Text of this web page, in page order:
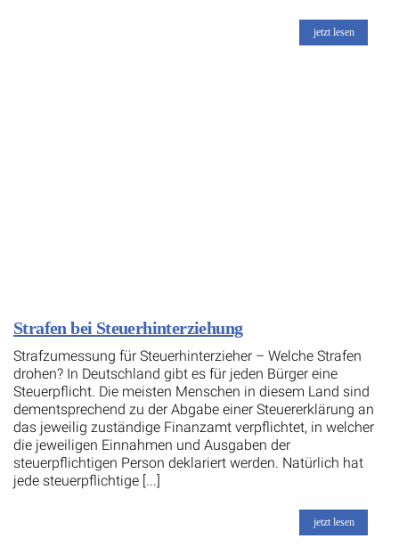
jetzt lesen
Strafen bei Steuerhinterziehung
Strafzumessung für Steuerhinterzieher – Welche Strafen
drohen? In Deutschland gibt es für jeden Bürger eine
Steuerpflicht. Die meisten Menschen in diesem Land sind
dementsprechend zu der Abgabe einer Steuererklärung an
das jeweilig zuständige Finanzamt verpflichtet, in welcher
die jeweiligen Einnahmen und Ausgaben der
steuerpflichtigen Person deklariert werden. Natürlich hat
jede steuerpflichtige [...]
jetzt lesen